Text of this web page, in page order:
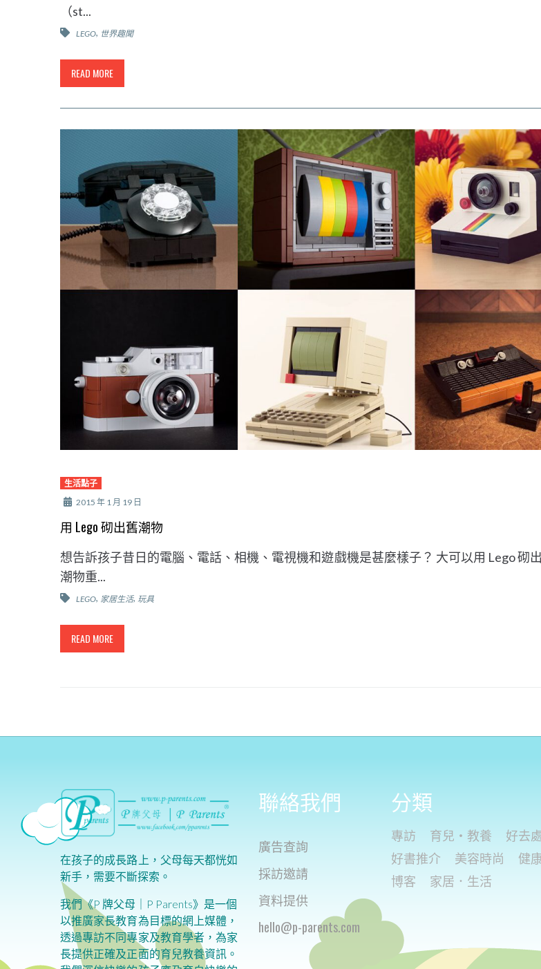
（st...
LEGO, 世界趣聞
READ MORE
生活點子
2015 年 1 月 19 日
用 Lego 砌出舊潮物
想告訴孩子昔日的電腦、電話、相機、電視機和遊戲機是甚麼樣子？ 大可以用 Lego 砌
潮物重...
LEGO, 家居生活, 玩具
READ MORE
在孩子的成長路上，父母每天都恍如
新手，需要不斷探索。
我們《P 牌父母｜P Parents》是一個
以推廣家長教育為目標的網上媒體，
透過專訪不同專家及教育學者，為家
長提供正確及正面的育兒教養資訊。
聯絡我們
廣告查詢
採訪邀請
資料提供
hello@p-parents.com
分類
專訪 育兒・教養 好去
好書推介
美容時尚
健
博客
家居．生活